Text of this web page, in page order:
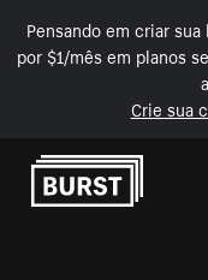
Pensando em criar
por $1/mês em planos
Crie sua
Pular para o conteúdo